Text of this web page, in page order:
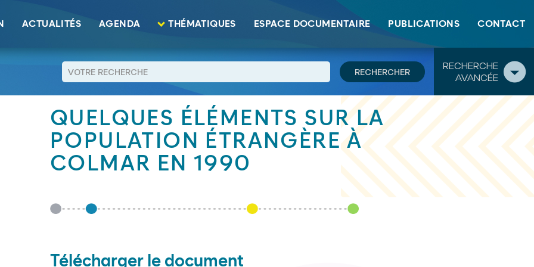
ACTUALITÉS AGENDA THÉMATIQUES ESPACE DOCUMENTAIRE PUBLICATIONS CONTACT
RECHERCHE
AVANCÉE
étrangère à Colmar 1990
RETOUR
QUELQUES ÉLÉMENTS SUR LA
POPULATION ÉTRANGÈRE À
COLMAR EN 1990
Télécharger le document